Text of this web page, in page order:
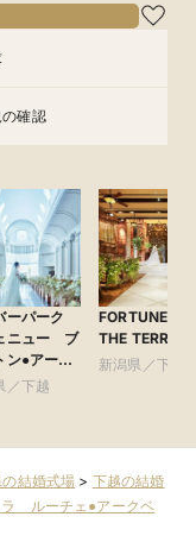
確認
ーパーク
ニュー ブ
ン●アーク
ループ
／下越
FORTUNE IN
THE
新潟県／下越
の結婚式場 > 下越の結婚
ルーチェ●アークベ